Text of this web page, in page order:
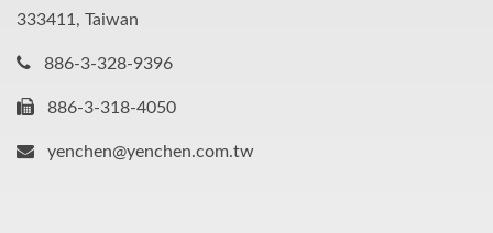
333411, Taiwan
886-3-328-9396
886-3-318-4050
yenchen@yenchen.com.tw